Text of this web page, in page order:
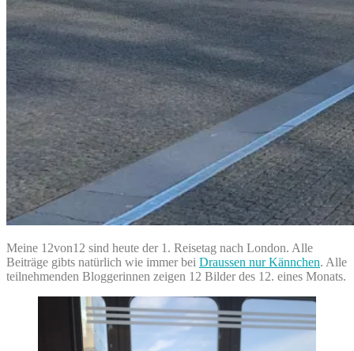
Meine 12von12 sind heute der 1. Reisetag nach London. Alle
Beiträge gibts natürlich wie immer bei Draussen nur Kännchen. Alle
teilnehmenden Bloggerinnen zeigen 12 Bilder des 12. eines Monats.